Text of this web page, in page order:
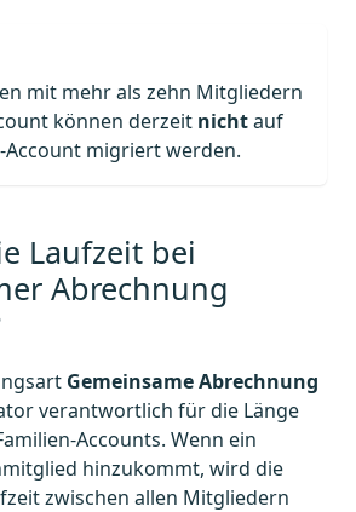
mit mehr als zehn Mitgliedern
können derzeit nichtauf
Account migriert werden.
Laufzeit bei
Abrechnung
Gemeinsame Abrechnung
verantwortlich für die Länge
Accounts. Wenn ein
hinzukommt, wird die
zwischen allen Mitgliedern